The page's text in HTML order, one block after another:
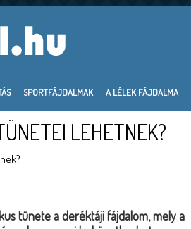
SPORTFÁJDALMAK A LÉLEK FÁJDALMA
LEHETNEK?
tünete a deréktáji fájdalom, mely a